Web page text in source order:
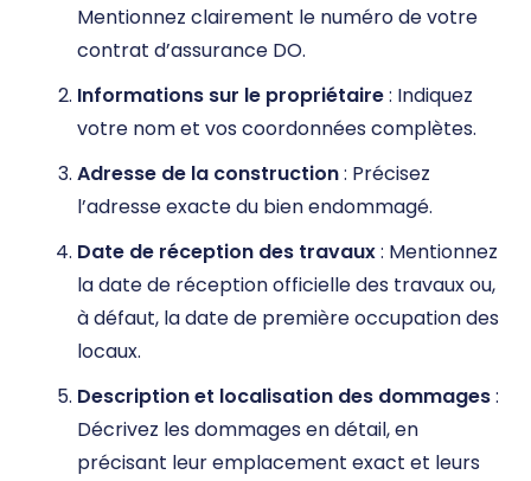
Mentionnez clairement le numéro de votre
contrat d’assurance DO.
Informations sur le propriétaire: Indiquez
votre nom et vos coordonnées complètes.
Adresse de la construction: Précisez
l’adresse exacte du bien endommagé.
Date de réception des travaux: Mentionnez
la date de réception officielle des travaux ou,
à défaut, la date de première occupation des
locaux.
Description et localisation des dommages:
Décrivez les dommages en détail, en
précisant leur emplacement exact et leurs